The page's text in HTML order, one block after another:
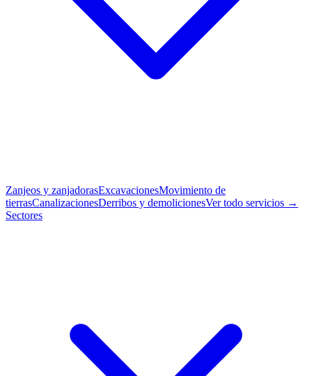
Zanjeos y zanjadorasExcavacionesMovimiento de
tierrasCanalizacionesDerribos y demolicionesVer todo servicios →
Sectores